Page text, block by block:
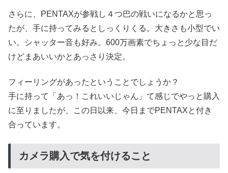
さらに、PENTAXが参戦し４つ巴の戦いになるかと思っ
たが、手に持ってみるとしっくりくる。大きさも小型でい
い。シャッター音も好み。600万画素でちょっと少な目だ
けどまあいいかとあっさり決定。
フィーリングがあったということでしょうか？
手に持って「あっ！これいいじゃん」て感じでやっと購入
に至りましたが、この日以来、今日までPENTAXと付き
合っています。
カメラ購入で気を付けること